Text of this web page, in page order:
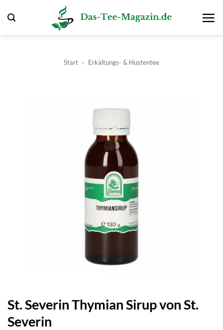
Inhalt
Start » Erkältungs- & Hustentee
St. Severin Thymian Sirup von St.
Severin